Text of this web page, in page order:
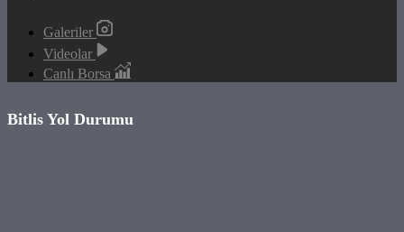
Galeriler
Videolar
Canlı Borsa
Bitlis Yol Durumu